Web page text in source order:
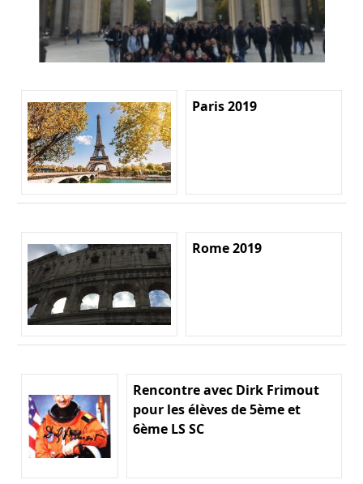
Paris 2019
Rome 2019
Rencontre avec Dirk Frimout
pour les élèves de 5ème et
6ème LS SC